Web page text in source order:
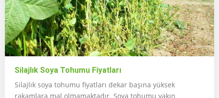
Silajlık Soya Tohumu Fiyatları
Silajlık soya tohumu fiyatları dekar başına yüksek
rakamlara mal olmamaktadır. Soya tohumu yakın